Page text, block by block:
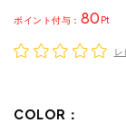
80
ポイント
レ
COLOR：